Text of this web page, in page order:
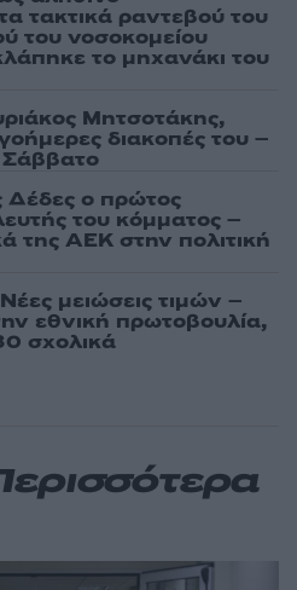
τακτικά ραντεβού του
του νοσοκομείου
το μηχανάκι του
Μητσοτάκης,
διακοπές του –
ο πρώτος
του κόμματος –
της ΑΕΚ στην πολιτική
μειώσεις τιμών –
εθνική πρωτοβουλία,
σχολικά